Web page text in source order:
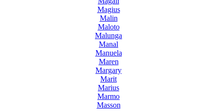
Magius
Malin
Maloto
Malunga
Manal
Manuela
Maren
Margary
Marit
Marius
Marmo
Masson